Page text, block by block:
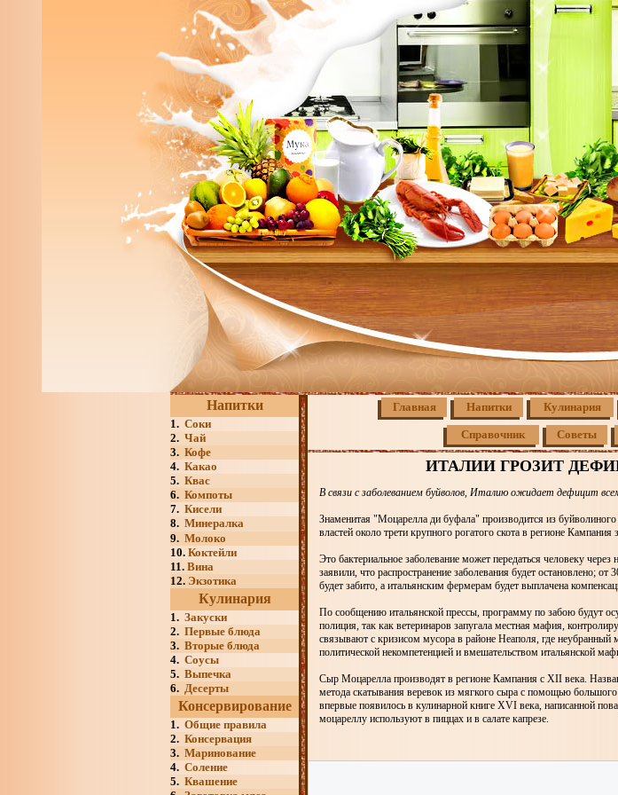
Напитки
1. Соки
2. Чай
3. Кофе
4. Какао
5. Квас
6. Компоты
7. Кисели
8. Минералка
9. Молоко
10. Коктейли
11. Вина
12. Экзотика
Кулинария
1. Закуски
2. Первые блюда
3. Вторые блюда
4. Соусы
5. Выпечка
6. Десерты
Консервирование
1. Общие правила
2. Консервация
3. Маринование
4. Соление
5. Квашение
Главная Напитки Кулинария
Справочник Советы
ИТАЛИИ ГРОЗИТ
В связи с заболеванием буйволов, Италию ожидает дефицит
Знаменитая "Моцарелла ди буфала" производится из
властей около трети крупного рогатого скота в регионе
Это бактериальное заболевание может передаться человеку
заявили, что распространение заболевания будет остановлено;
будет забито, а итальянским фермерам будет выплачена
По сообщению итальянской прессы, программу по забою будут
полиция, так как ветеринаров запугала местная мафия,
связывают с кризисом мусора в районе Неаполя, где неубранный
политической некомпетенцией и вмешательством итальянской
Сыр Моцарелла производят в регионе Кампания с XII века.
метода скатывания веревок из мягкого сыра с помощью
впервые появилось в кулинарной книге XVI века, написанной
моцареллу используют в пиццах и в салате капрезе.